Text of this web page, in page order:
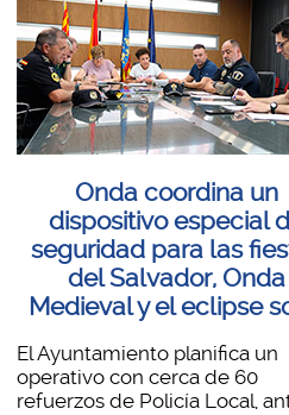
Onda coordina un
dispositivo especial
seguridad para las
del Salvador, Onda
Medieval y el eclipse
El Ayuntamiento planifica un
operativo con cerca de 60
refuerzos de Policía Local,